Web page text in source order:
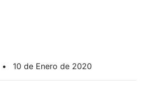
• 10 de Enero de 2020